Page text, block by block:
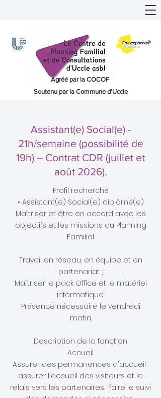
Agréé par la COCOF
Soutenu par la Commune d'Uccle
Assistant(e) Social(e) -
21h/semaine (possibilité de
19h) – Contrat CDR (juillet et
août 2026).
Profil recherché
• Assistant(e) Social(e) diplômé(e)
Maîtriser et être en accord avec les
objectifs et les missions du Planning
Familial
Travail en réseau, en équipe et en
partenariat ;
Maîtriser le pack Office et le matériel
informatique.
Présence nécessaire le vendredi
matin.
Description de la fonction
Accueil
Assurer des permanences d'accueil :
assurer l'accueil des visiteurs et le
relais vers les partenaires ; faire le suivi